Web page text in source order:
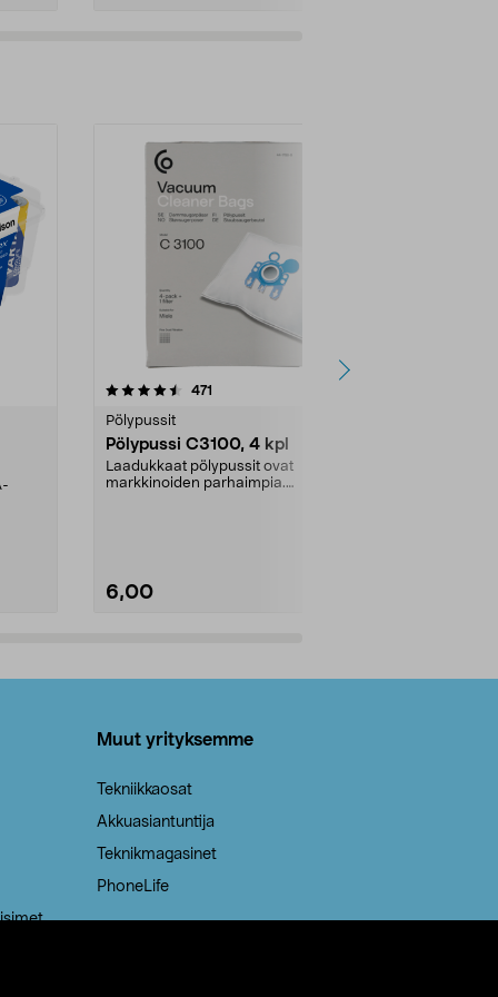
471
Pölypussit
Pölypussi C3100, 4 kpl
Laadukkaat pölypussit ovat
markkinoiden parhaimpia.
6,00
4.5viidestä
Muut yrityksemme
Tekniikkaosat
Akkuasiantuntija
Teknikmagasinet
PhoneLife